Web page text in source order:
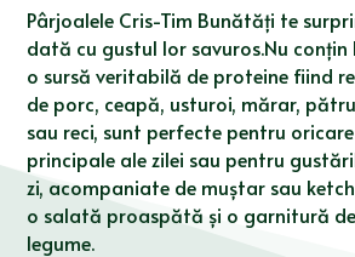
Pârjoalele Cris-Tim Bunătăți te
dată cu gustul lor savuros.Nu conțin
o sursă veritabilă de proteine fiind
de porc, ceapă, usturoi, mărar,
sau reci, sunt perfecte pentru
principale ale zilei sau pentru
zi, acompaniate de muștar sau
o salată proaspătă și o garnitură
legume.